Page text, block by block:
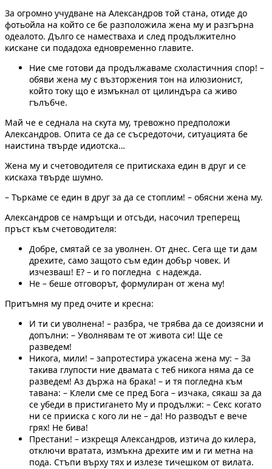
За огромно учудване на Александров той стана, отиде до
фотьойла на който се бе разположила жена му и разгърна
одеалото. Дълго се наместваха и след продължително
кискане си подадоха едновременно главите.
Ние сме готови да продължаваме схоластичния спор! –
обяви жена му с възторжения тон на илюзионист,
който току що е измъкнал от цилиндъра са живо
гълъбче.
Май че е седнала на скута му, тревожно предположи
Александров. Опита се да се съсредоточи, ситуацията бе
наистина твърде идиотска…
Жена му и счетоводителя се притискаха един в друг и се
кискаха твърде шумно.
– Търкаме се един в друг за да се стоплим! – обясни жена му.
Александров се намръщи и отсъди, насочил треперещ
пръст към счетоводителя:
Добре, смятай се за уволнен. От днес. Сега ще ти дам
дрехите, само защото съм един добър човек. И
изчезваш! Е? – и го погледна с надежда.
Не – беше отговорът, формулиран от жена му!
Притъмня му пред очите и кресна:
И ти си уволнена! – разбра, че трябва да се доизясни и
допълни: – Уволнявам те от живота си! Ще се
разведем!
Никога, мили! – запротестира ужасена жена му: – За
такива глупости ние двамата с теб никога няма да се
разведем! Аз държа на брака! – и тя погледна към
тавана: – Клели сме се пред Бога – изчака, сякаш за да
се убеди в пристигането Му и продължи: – Секс когато
ни се прииска с кого ли не – да! Но разводът е вече
грях! Не бива!
Престани! – изкрещя Александров, изтича до килера,
отключи вратата, измъкна дрехите им и ги метна на
пода. Стъпи върху тях и излезе тичешком от вилата.